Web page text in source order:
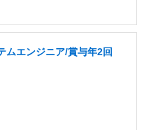
ムエンジニア/賞与年2回